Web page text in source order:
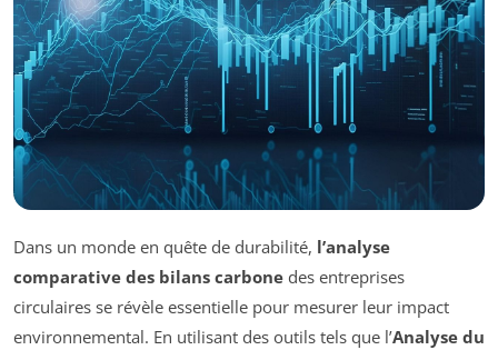
Dans un monde en quête de durabilité, l’analyse
comparative des bilans carbone des entreprises
circulaires se révèle essentielle pour mesurer leur impact
environnemental. En utilisant des outils tels que l’Analyse du